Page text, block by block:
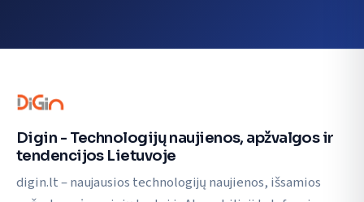
Digin - Technologijų naujienos, apžvalgos ir
tendencijos Lietuvoje
digin.lt – naujausios technologijų naujienos, išsamios